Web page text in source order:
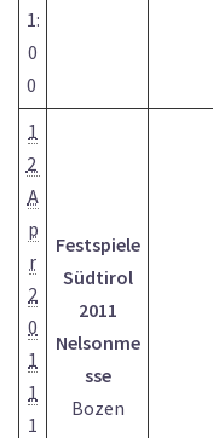
1:
0
0
1
2
A
p
r
2
0
1
1
1
Festspiele
Südtirol
2011
Nelsonme
sse
Bozen